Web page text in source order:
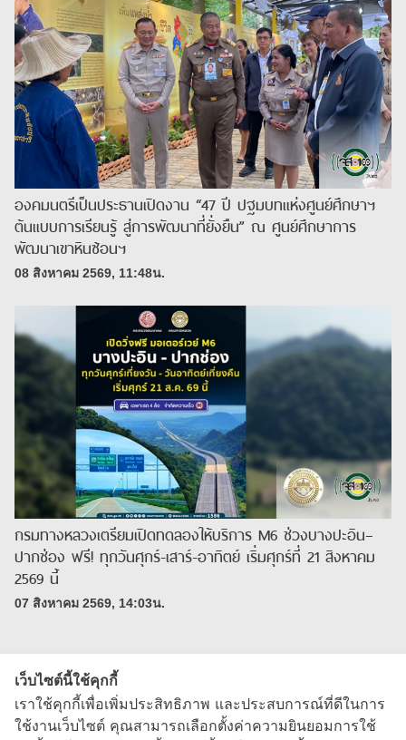
องคมนตรีเป็นประธานเปิดงาน “47 ปี ปฐมบทแห่งศูนย์ศึกษาฯ
ต้นแบบการเรียนรู้ สู่การพัฒนาที่ยั่งยืน” ณ ศูนย์ศึกษาการ
พัฒนาเขาหินซ้อนฯ
08 สิงหาคม 2569, 11:48น.
กรมทางหลวงเตรียมเปิดทดลองให้บริการ M6 ช่วงบางปะอิน–
ปากช่อง ฟรี! ทุกวันศุกร์-เสาร์-อาทิตย์ เริ่มศุกร์ที่ 21 สิงหาคม
2569 นี้
07 สิงหาคม 2569, 14:03น.
เว็บไซต์นี้ใช้คุกกี้
เราใช้คุกกี้เพื่อเพิ่มประสิทธิภาพ และประสบการณ์ที่ดีในการ
ใช้งานเว็บไซต์ คุณสามารถเลือกตั้งค่าความยินยอมการใช้